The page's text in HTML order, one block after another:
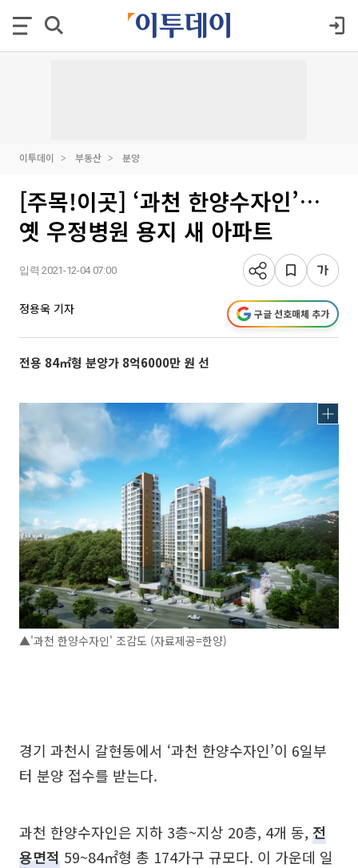
이투데이 부동산 분양
[주목!이곳] ‘과천 한양수자인’…
옛 우정병원 용지 새 아파트
입력 2021-12-04 07:00
정용욱 기자 구글 선호매체 추가
전용 84㎡형 분양가 8억6000만 원 선
▲'과천 한양수자인' 조감도 (자료제공=한양)
경기 과천시 갈현동에서 ‘과천 한양수자인’이 6일부
터 분양 접수를 받는다.
과천 한양수자인은 지하 3층~지상 20층, 4개 동, 전
용면적 59~84㎡형 총 174가구 규모다. 이 가운데 일